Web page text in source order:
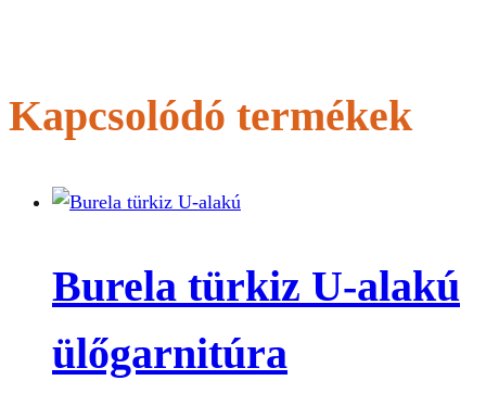
Kapcsolódó termékek
Burela türkiz U-alakú
ülőgarnitúra